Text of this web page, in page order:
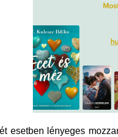
esetben lényeges